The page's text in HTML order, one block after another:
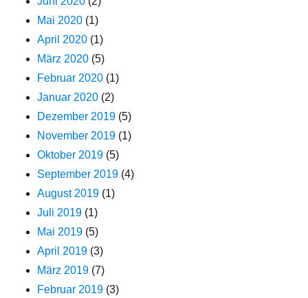
Mai 2020 (1)
April 2020 (1)
März 2020 (5)
Februar 2020 (1)
Januar 2020 (2)
Dezember 2019 (5)
November 2019 (1)
Oktober 2019 (5)
September 2019 (4)
August 2019 (1)
Juli 2019 (1)
Mai 2019 (5)
April 2019 (3)
März 2019 (7)
Februar 2019 (3)